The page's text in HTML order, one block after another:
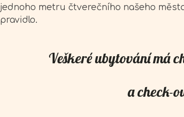
jednoho metru čtverečního našeho
pravidlo.
Veškeré ubytování má
a check-